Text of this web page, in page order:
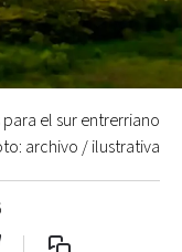
el sur entrerriano
archivo / ilustrativa